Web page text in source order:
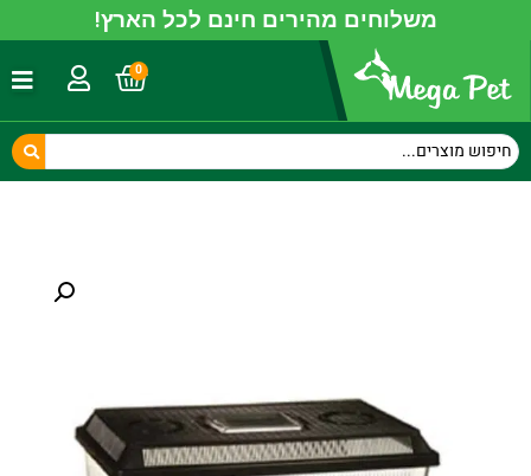
משלוחים מהירים חינם לכל הארץ!
0